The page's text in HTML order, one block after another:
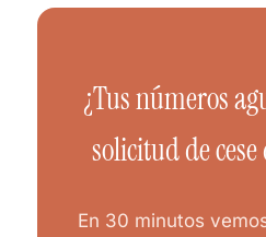
¿Tus números
solicitud de
En 30 minutos